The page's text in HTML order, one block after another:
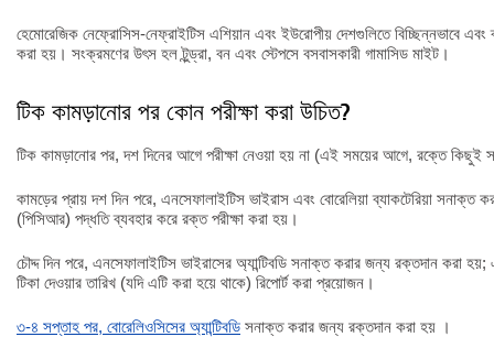
হেমোরেজিক নেফ্রোসিস-নেফ্রাইটিস এশিয়ান এবং ইউরোপীয় দেশগুলিতে বিচ্ছিন্নভাবে এবং
করা হয়। সংক্রমণের উৎস হল টুন্ড্রা, বন এবং স্টেপসে বসবাসকারী গামাসিড মাইট।
টিক কামড়ানোর পর কোন পরীক্ষা করা উচিত?
টিক কামড়ানোর পর, দশ দিনের আগে পরীক্ষা নেওয়া হয় না (এই সময়ের আগে, রক্তে কিছুই
কামড়ের প্রায় দশ দিন পরে, এনসেফালাইটিস ভাইরাস এবং বোরেলিয়া ব্যাকটেরিয়া সনাক্ত
(পিসিআর) পদ্ধতি ব্যবহার করে রক্ত পরীক্ষা করা হয়।
চৌদ্দ দিন পরে, এনসেফালাইটিস ভাইরাসের অ্যান্টিবডি সনাক্ত করার জন্য রক্তদান করা
টিকা দেওয়ার তারিখ (যদি এটি করা হয়ে থাকে) রিপোর্ট করা প্রয়োজন।
৩-৪ সপ্তাহ পর, বোরেলিওসিসের অ্যান্টিবডি সনাক্ত করার জন্য রক্তদান করা হয় ।